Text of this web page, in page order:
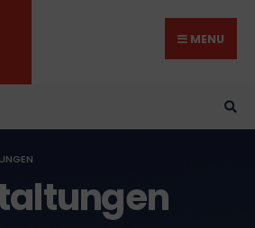
MENU